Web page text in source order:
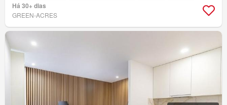
Há 30+ dias
GREEN-ACRES